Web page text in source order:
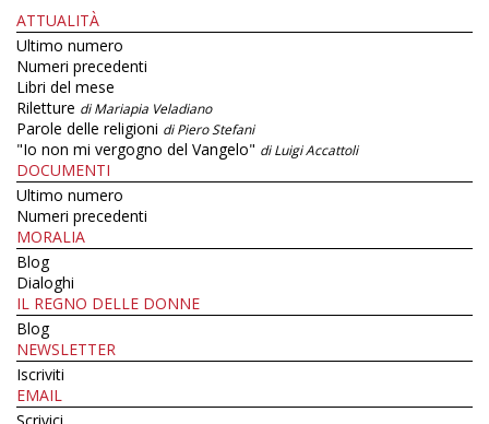
ATTUALITÀ
Ultimo numero
Numeri precedenti
Libri del mese
Riletture di Mariapia Veladiano
Parole delle religioni di Piero Stefani
"Io non mi vergogno del Vangelo" di Luigi Accattoli
DOCUMENTI
Ultimo numero
Numeri precedenti
MORALIA
Blog
Dialoghi
IL REGNO DELLE DONNE
Blog
NEWSLETTER
Iscriviti
EMAIL